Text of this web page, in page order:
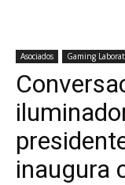
Asociados Gaming
inaugura